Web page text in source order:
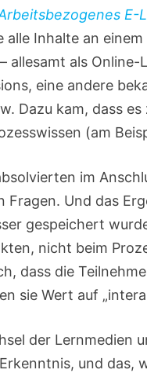
E-
alle Inhalte an
allesamt als
eine andere
Dazu kam, dass
(am
im
Und das
gespeichert
nicht beim
dass die
sie Wert auf
der Lernmedien
und das,